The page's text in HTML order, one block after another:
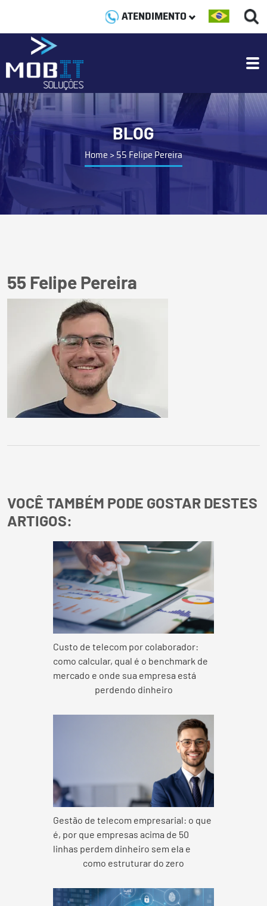
ATENDIMENTO
BLOG
Home >55 Felipe Pereira
55 Felipe Pereira
VOCÊ TAMBÉM PODE GOSTAR DESTES
ARTIGOS:
Custo de telecom por colaborador:
como calcular, qual é o benchmark de
mercado e onde sua empresa está
perdendo dinheiro
Gestão de telecom empresarial: o que
é, por que empresas acima de 50
linhas perdem dinheiro sem ela e
como estruturar do zero